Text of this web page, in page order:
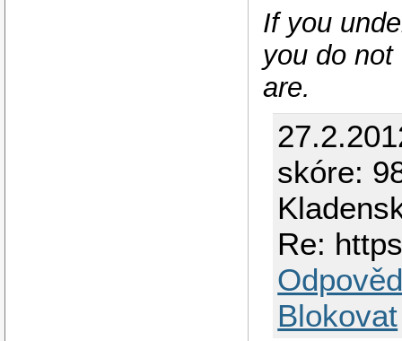
If you
you do
are.
skóre:
Re:
Blokovat